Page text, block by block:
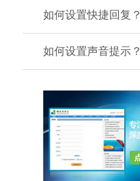
如何设置快捷回复？
如何设置声音提示？